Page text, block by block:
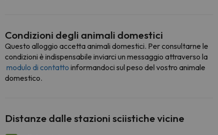
Condizioni degli animali domestici
Questo alloggio accetta animali domestici. Per consultarne le
condizioni è indispensabile inviarci un messaggio attraverso la
modulo di contatto informandoci sul peso del vostro animale
domestico.
Distanze dalle stazioni sciistiche vicine